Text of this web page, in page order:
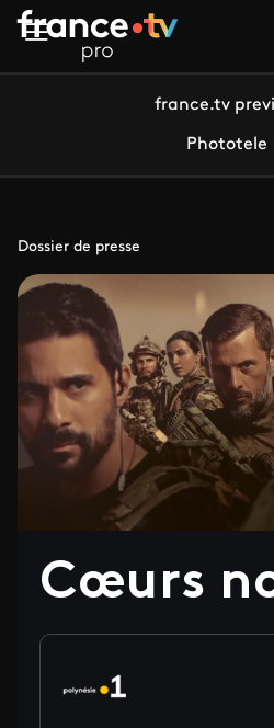
Aller au contenu principal
france.tv
Phototele
Dossier de presse
Cœurs